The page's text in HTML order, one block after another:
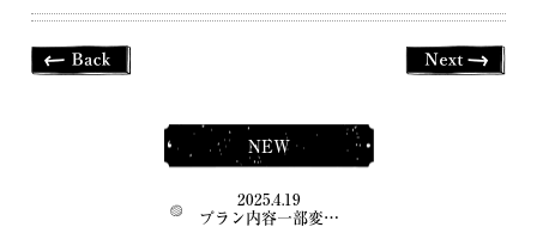
NEW
2025.4.19
プラン内容一部変…